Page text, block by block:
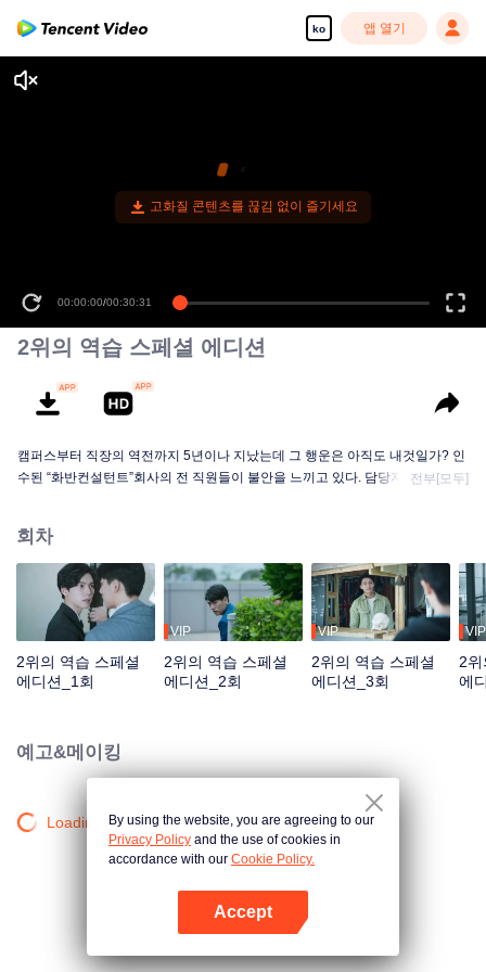
ko 앱 열기
00:00:00/00:30:31
2위의 역습 스페셜 에디션
캠퍼스부터 직장의 역전까지 5년이나 지났는데 그 행운은 아직도 내것일가? 인
수된 “화반컨설턴트”회사의 전 직원들이 불안을 느끼고 있다. 담당자가 큰 인사
는 여유 넘치는 가오스더를 노여보았다. 5년 동안 소년은 남자로 성장하였고 저
우수이도 어린 시절의 감정을 알아차리고 드디어 이 마음을 포기하기로 한다.
하지만 5년 후, 원수는 외나무다리에서 만난다더니 가오스더가 자신이 인수할
회사의 사장님일 줄이야. 매정하고 양심도 없는 그놈에게 버림받은 만년 2위는
꼭 역전하겠다고 다짐한다. 공부는 모를지라도 작장에서 꼭 그 사람을 밟아 본
전부[모두]
회차
2위의 역습 스페셜
에디션_1회
VIP
2위의 역습 스페셜
에디션_2회
VIP
2위의 역습 스페셜
에디션_3회
VIP
2
에
예고&메이킹
Loading…By using the website, you are agreeing to our
Privacy Policy and the use of cookies in
accordance with our Cookie Policy.
Accept